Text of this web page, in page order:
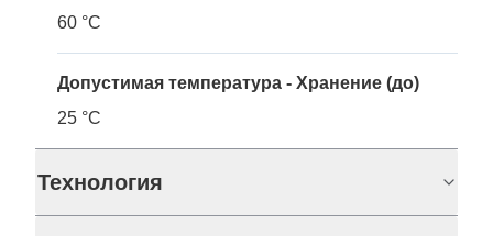
60 °C
Допустимая температура - Хранение (до)
25 °C
Технология